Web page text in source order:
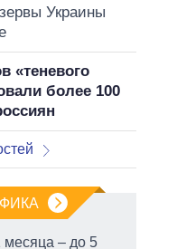
Украины
«теневого
более 100
месяца – до 5